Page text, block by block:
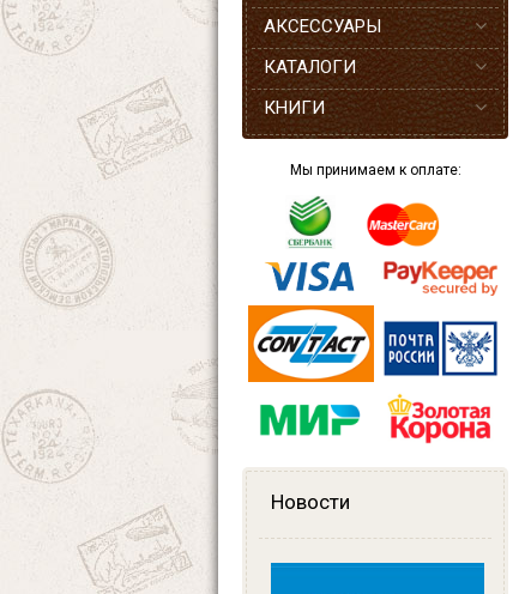
АКСЕССУАРЫ
КАТАЛОГИ
КНИГИ
Мы принимаем к оплате:
Новости